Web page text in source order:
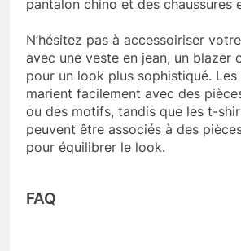
pantalon chino et des chaussures
N’hésitez pas à accessoiriser
avec une veste en jean, un blazer
pour un look plus sophistiqué.
marient facilement avec des
ou des motifs, tandis que les t-
peuvent être associés à des
pour équilibrer le look.
FAQ